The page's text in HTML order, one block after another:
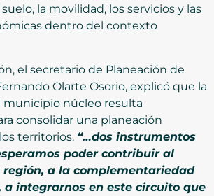
la movilidad, los servicios y las
dentro del contexto
el secretario de Planeación de
Olarte Osorio, explicó que la
municipio núcleo resulta
consolidar una planeación
territorios. “…dos instrumentos
poder contribuir al
a la complementariedad
a integrarnos en este circuito que